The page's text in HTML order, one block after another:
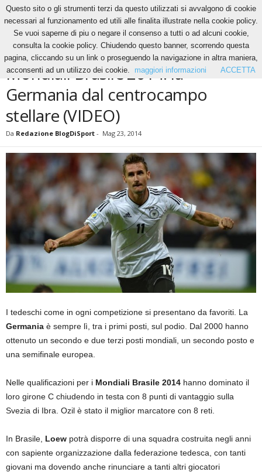
News Mondiali Brasile 2014: la Germania dal centrocampo stellare (VIDEO)
NEWS
Mondiali Brasile 2014: la
Germania dal centrocampo
stellare (VIDEO)
Da Redazione BlogDiSport - Mag 23, 2014
I tedeschi come in ogni competizione si presentano da favoriti. La
Germania è sempre lì, tra i primi posti, sul podio. Dal 2000 hanno
ottenuto un secondo e due terzi posti mondiali, un secondo posto e
una semifinale europea.
Nelle qualificazioni per i Mondiali Brasile 2014 hanno dominato il
loro girone C chiudendo in testa con 8 punti di vantaggio sulla
Svezia di Ibra. Ozil è stato il miglior marcatore con 8 reti.
In Brasile, Loew potrà disporre di una squadra costruita negli anni
con sapiente organizzazione dalla federazione tedesca, con tanti
giovani ma dovendo anche rinunciare a tanti altri giocatori
Questo sito o gli strumenti terzi da questo utilizzati si avvalgono di cookie
necessari al funzionamento ed utili alle finalita illustrate nella cookie policy.
Se vuoi saperne di piu o negare il consenso a tutti o ad alcuni cookie,
consulta la cookie policy. Chiudendo questo banner, scorrendo questa
pagina, cliccando su un link o proseguendo la navigazione in altra maniera,
acconsenti ad un utilizzo dei cookie.
maggiori informazioni ACCETTA